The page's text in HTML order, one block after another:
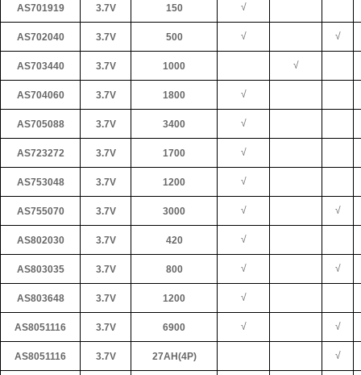
AS701919 3.7V 150 √
AS702040 3.7V 500 √ √
AS703440 3.7V 1000 √
AS704060 3.7V 1800 √
AS705088 3.7V 3400 √
AS723272 3.7V 1700 √
AS753048 3.7V 1200 √
AS755070 3.7V 3000 √ √
AS802030 3.7V 420 √
AS803035 3.7V 800 √ √
AS803648 3.7V 1200 √
AS8051116 3.7V 6900 √ √
AS8051116 3.7V 27AH(4P) √